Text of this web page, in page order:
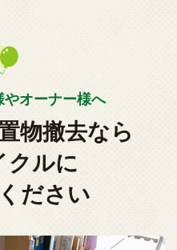
オーナー様へ
物撤去なら
クルに
ださい